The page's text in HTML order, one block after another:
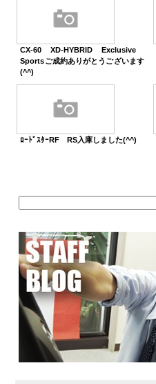
CX-60 XD-HYBRID Exclusive
Sportsご成約ありがとうございます
(^^)
ﾛｰﾄﾞｽﾀｰRF RS入庫しました(^^)